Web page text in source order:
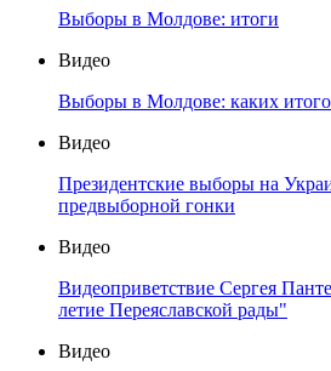
Выборы в Молдове: итоги
Видео
Выборы в Молдове: каких
Видео
Президентские выборы на
предвыборной гонки
Видео
Видеоприветствие Сергея
летие Переяславской рады"
Видео